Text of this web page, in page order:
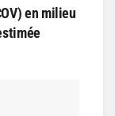
en milieu